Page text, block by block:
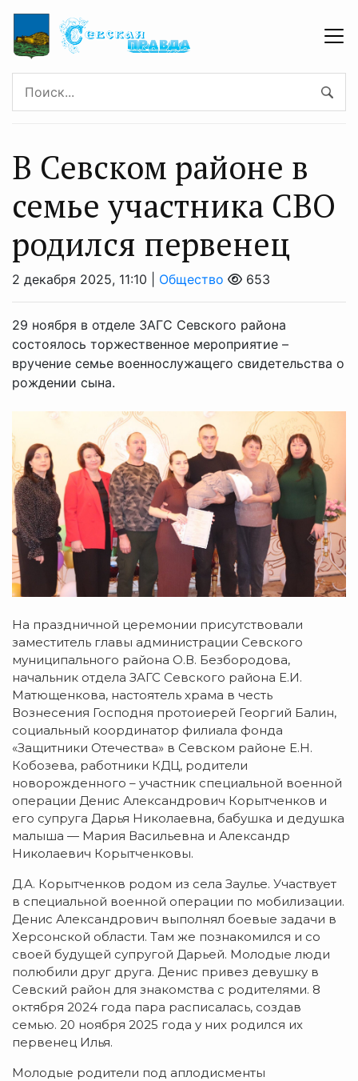
В Севском районе в
семье участника СВО
родился первенец
2 декабря 2025, 11:10 | Общество 653
29 ноября в отделе ЗАГС Севского района
состоялось торжественное мероприятие –
вручение семье военнослужащего свидетельства о
рождении сына.
На праздничной церемонии присутствовали
заместитель главы администрации Севского
муниципального района О.В. Безбородова,
начальник отдела ЗАГС Севского района Е.И.
Матющенкова, настоятель храма в честь
Вознесения Господня протоиерей Георгий Балин,
социальный координатор филиала фонда
«Защитники Отечества» в Севском районе Е.Н.
Кобозева, работники КДЦ, родители
новорожденного – участник специальной военной
операции Денис Александрович Корытченков и
его супруга Дарья Николаевна, бабушка и дедушка
малыша — Мария Васильевна и Александр
Николаевич Корытченковы.
Д.А. Корытченков родом из села Заулье. Участвует
в специальной военной операции по мобилизации.
Денис Александрович выполнял боевые задачи в
Херсонской области. Там же познакомился и со
своей будущей супругой Дарьей. Молодые люди
полюбили друг друга. Денис привез девушку в
Севский район для знакомства с родителями. 8
октября 2024 года пара расписалась, создав
семью. 20 ноября 2025 года у них родился их
первенец Илья.
Молодые родители под аплодисменты